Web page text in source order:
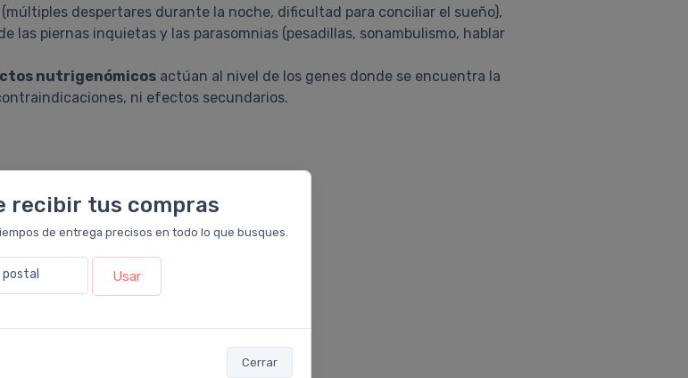
recibir tus compras
de entrega precisos en todo lo que busques.
postal Usar
Cerrar
despertares durante la noche, dificultad para conciliar el sueño),
piernas inquietas y las parasomnias (pesadillas, sonambulismo, hablar
nutrigenómicos actúan al nivel de los genes donde se encuentra la
ni efectos secundarios.
(melatonina-cortisol)
del sueño
de la vigilia
la función reparadora del sueño
durante el día
de las comidas.